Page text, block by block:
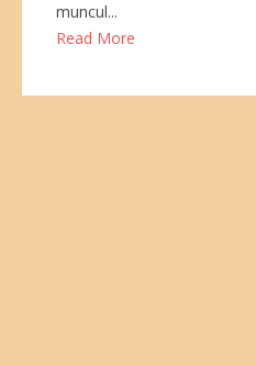
muncul...
Read More